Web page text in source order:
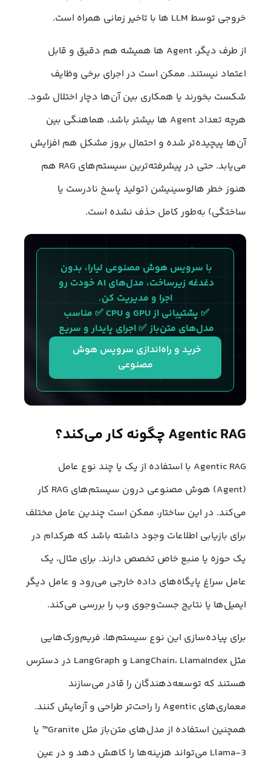
خروجی توسط LLM ها با تاخیر زمانی همراه است.
از طرف دیگر، Agent ها همیشه هم دقیق و قابل
اعتماد نیستند. ممکن است در اجرای برخی وظایف
شکست بخورند یا همکاری بین آن‌ها دچار اختلال شود.
هرچه تعداد Agent ها بیشتر باشد، هماهنگی بین
آن‌ها پیچیده‌تر شده و احتمال بروز مشکل هم افزایش
می‌یابد. حتی در پیشرفته‌ترین سیستم‌های RAG هم
هنوز خطر هالوسینیشن (تولید پاسخ نادرست یا
ساختگی) به‌طور کامل حذف نشده است.
با سرویس هوش مصنوعی لیارا، بدون
دغدغه زیرساخت، مدل‌های AI خودت رو
اجرا و مدیریت کن.
✅ پشتیبانی از GPU و CPU ✅ مناسب
مدل‌های متن‌باز ✅ اجرای پایدار و سریع
خرید و راه‌اندازی سرویس هوش
مصنوعی
Agentic RAG چگونه کار می‌کند؟
Agentic RAG با استفاده از یک یا چند نوع عامل
(Agent) هوش مصنوعی درون سیستم‌های RAG کار
می‌کند. در این ساختار، ممکن است چندین عامل مختلف
برای بازیابی اطلاعات وجود داشته باشد که هرکدام در
یک حوزه یا منبع خاص تخصص دارند. برای مثال، یک
عامل سراغ پایگاه‌های داده خارجی می‌رود و عامل دیگر
ایمیل‌ها یا نتایج جست‌وجوی وب را بررسی می‌کند.
برای پیاده‌سازی این نوع سیستم‌ها، فریم‌ورک‌هایی
مثل LangChain، LlamaIndex و LangGraph در دسترس
هستند که توسعه‌دهندگان را قادر می‌سازند
معماری‌های Agentic را راحت‌تر طراحی و آزمایش کنند.
همچنین استفاده از مدل‌های متن‌باز مثل Granite™ یا
Llama-3 می‌تواند هزینه‌ها را کاهش دهد و در عین